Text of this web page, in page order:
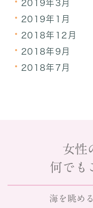
2019年3月
2019年1月
2018年12月
2018年9月
2018年7月
女性
何でも
海を眺め